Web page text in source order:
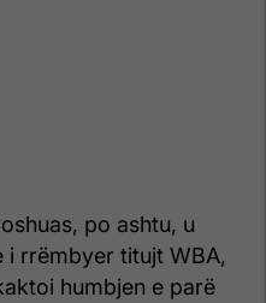
po ashtu, u
i rrëmbyer titujt WBA,
humbjen e parë